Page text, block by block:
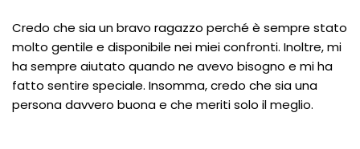
Credo che sia un bravo ragazzo perché è sempre stato
molto gentile e disponibile nei miei confronti. Inoltre, mi
ha sempre aiutato quando ne avevo bisogno e mi ha
fatto sentire speciale. Insomma, credo che sia una
persona davvero buona e che meriti solo il meglio.